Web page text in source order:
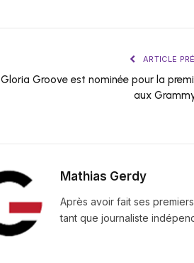
ARTICLE
Gloria Groove est nominée pour la
aux
Mathias Gerdy
Après avoir fait ses
tant que journaliste